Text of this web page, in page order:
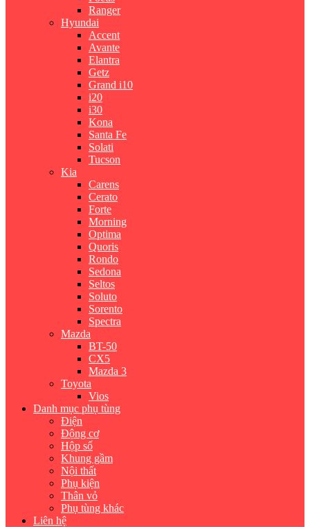
Ranger
Hyundai
Accent
Avante
Elantra
Getz
Grand i10
i20
i30
Kona
Santa Fe
Solati
Tucson
Kia
Carens
Cerato
Forte
Morning
Optima
Quoris
Rondo
Sedona
Seltos
Soluto
Sorento
Spectra
Mazda
BT-50
CX5
Mazda 3
Toyota
Vios
Danh mục phụ tùng
Điện
Động cơ
Hộp số
Khung gầm
Nội thất
Phụ kiện
Thân vỏ
Phụ tùng khác
Liên hệ